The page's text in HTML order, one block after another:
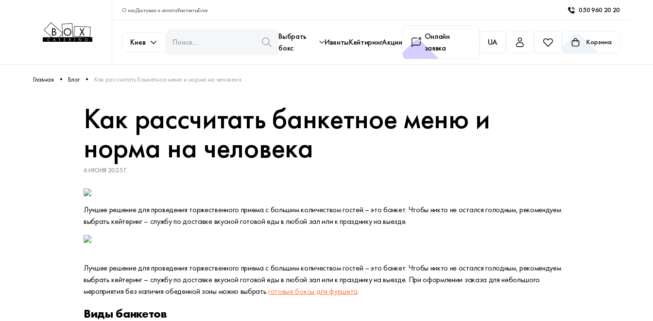
О насДоставка и оплатаКонтактыБлог 050 960 20 20
Киев
Выбрать
бокс
ИвентыКейтирингАкции
Онлайн
заявка
UA Корзина
Главная Блог Как рассчитать банкетное меню и норма на человека
Как рассчитать банкетное меню и
норма на человека
6 ИЮНЯ 2025 Г.
Лучшее решение для проведения торжественного приема с большим количеством гостей – это банкет. Чтобы никто не остался голодным, рекомендуем
выбрать кейтеринг – службу по доставке вкусной готовой еды в любой зал или к празднику на выезде.
Лучшее решение для проведения торжественного приема с большим количеством гостей – это банкет. Чтобы никто не остался голодным, рекомендуем
выбрать кейтеринг – службу по доставке вкусной готовой еды в любой зал или к празднику на выезде. При оформлении заказа для небольшого
мероприятия без наличия обеденной зоны можно выбратьготовые боксы для фуршета.
Виды банкетов